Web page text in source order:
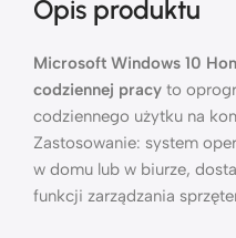
Opis produktu
Microsoft Windows 10
codziennej pracy to
codziennego użytku na
Zastosowanie: system
w domu lub w biurze,
funkcji zarządzania